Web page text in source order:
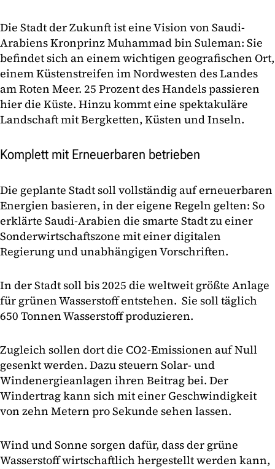
Die Stadt der Zukunft ist eine Vision von Saudi-
Arabiens Kronprinz Muhammad bin Suleman: Sie
befindet sich an einem wichtigen geografischen Ort,
einem Küstenstreifen im Nordwesten des Landes
am Roten Meer. 25 Prozent des Handels passieren
hier die Küste. Hinzu kommt eine spektakuläre
Landschaft mit Bergketten, Küsten und Inseln.
Komplett mit Erneuerbaren betrieben
Die geplante Stadt soll vollständig auf erneuerbaren
Energien basieren, in der eigene Regeln gelten: So
erklärte Saudi-Arabien die smarte Stadt zu einer
Sonderwirtschaftszone mit einer digitalen
Regierung und unabhängigen Vorschriften.
In der Stadt soll bis 2025 die weltweit größte Anlage
für grünen Wasserstoff entstehen. Sie soll täglich
650 Tonnen Wasserstoff produzieren.
Zugleich sollen dort die CO2-Emissionen auf Null
gesenkt werden. Dazu steuern Solar- und
Windenergieanlagen ihren Beitrag bei. Der
Windertrag kann sich mit einer Geschwindigkeit
von zehn Metern pro Sekunde sehen lassen.
Wind und Sonne sorgen dafür, dass der grüne
Wasserstoff wirtschaftlich hergestellt werden kann,